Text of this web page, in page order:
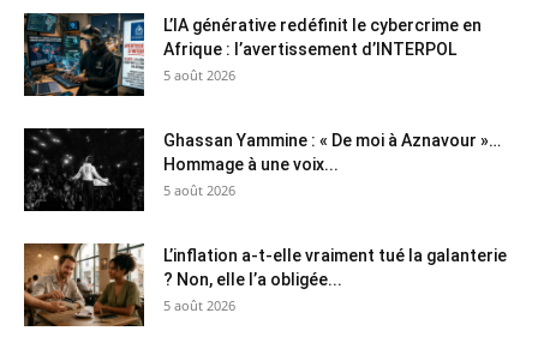
L’IA générative redéfinit le cybercrime en
Afrique : l’avertissement d’INTERPOL
5 août 2026
Ghassan Yammine : « De moi à Aznavour »…
Hommage à une voix...
5 août 2026
L’inflation a-t-elle vraiment tué la galanterie
? Non, elle l’a obligée...
5 août 2026